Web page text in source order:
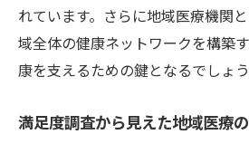
オンラインセミナーを通
地域病院との連携による
患者満足度が示すかかりつけ
満足度調査で明らかにな
れています。さらに地域医療機関
域全体の健康ネットワークを構築
康を支えるための鍵となるでしょう
満足度調査から見えた地域医療